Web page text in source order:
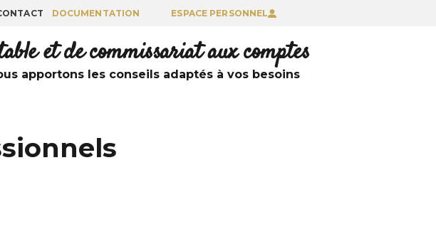
DOCUMENTATION ESPACE PERSONNEL
et de commissariat aux comptes
apportons les conseils adaptés à vos besoins